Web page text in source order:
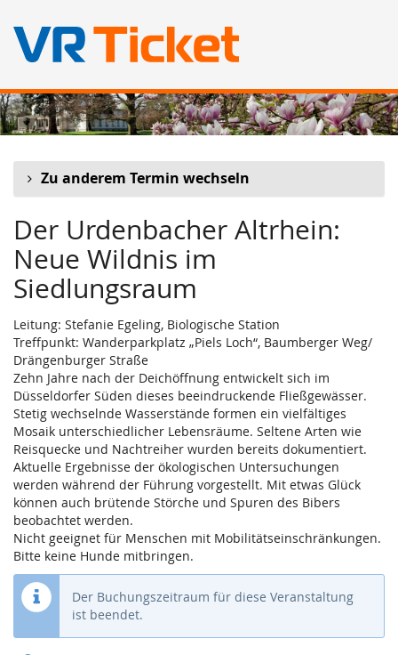
Zum
Haupt-
springen
Zu anderem Termin wechseln
Der Urdenbacher Altrhein:
Neue Wildnis im
Siedlungsraum
Leitung: Stefanie Egeling, Biologische Station
Treffpunkt: Wanderparkplatz „Piels Loch“, Baumberger Weg/
Drängenburger Straße
Zehn Jahre nach der Deichöffnung entwickelt sich im
Düsseldorfer Süden dieses beeindruckende Fließgewässer.
Stetig wechselnde Wasserstände formen ein vielfältiges
Mosaik unterschiedlicher Lebensräume. Seltene Arten wie
Reisquecke und Nachtreiher wurden bereits dokumentiert.
Aktuelle Ergebnisse der ökologischen Untersuchungen
werden während der Führung vorgestellt. Mit etwas Glück
können auch brütende Störche und Spuren des Bibers
beobachtet werden.
Nicht geeignet für Menschen mit Mobilitätseinschränkungen.
Bitte keine Hunde mitbringen.
Der Buchungszeitraum für diese Veranstaltung
ist beendet.